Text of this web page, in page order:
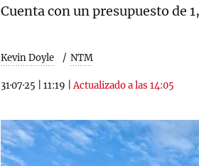
Cuenta con un presupuesto de
Kevin Doyle NTM
31·07·25 11:19 |Actualizado a las 14:05